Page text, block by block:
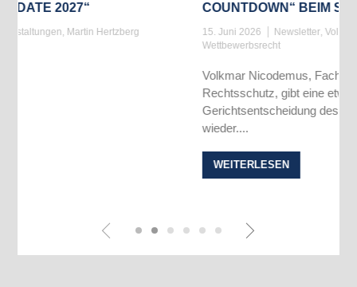
COUNTDOWN“ BEIM SONDERANGEBOT
15. Juni 2026 Volkmar Nicodemus,
Volkmar Nicodemus, Fachanwalt für gewerblichen
Rechtsschutz, gibt eine etwas überraschende
Gerichtsentscheidung des LG Deggendorf